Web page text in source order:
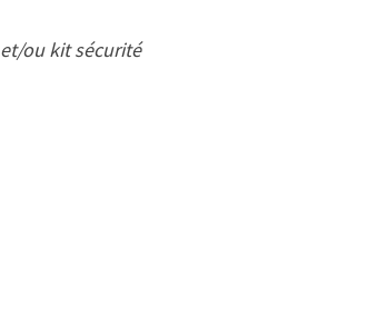
ou kit sécurité